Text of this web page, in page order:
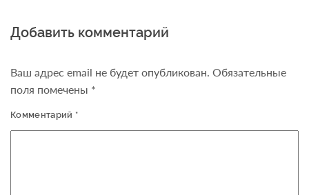
Добавить комментарий
Ваш адрес email не будет опубликован. Обязательные
поля помечены *
Комментарий *